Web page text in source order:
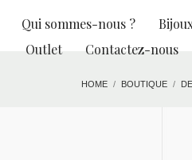
Qui sommes-nous ?
Outlet
Contactez-nous
HOME BOUTIQUE